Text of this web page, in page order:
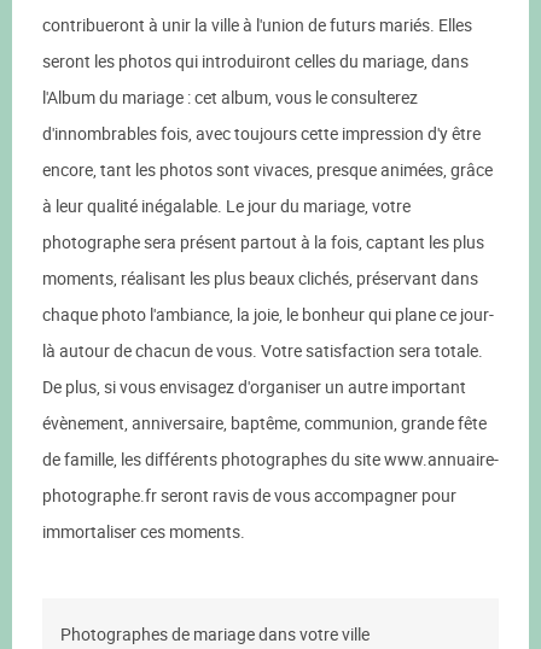
contribueront à unir la ville à l'union de futurs mariés. Elles
seront les photos qui introduiront celles du mariage, dans
l'Album du mariage : cet album, vous le consulterez
d'innombrables fois, avec toujours cette impression d'y être
encore, tant les photos sont vivaces, presque animées, grâce
à leur qualité inégalable. Le jour du mariage, votre
photographe sera présent partout à la fois, captant les plus
moments, réalisant les plus beaux clichés, préservant dans
chaque photo l'ambiance, la joie, le bonheur qui plane ce jour-
là autour de chacun de vous. Votre satisfaction sera totale.
De plus, si vous envisagez d'organiser un autre important
évènement, anniversaire, baptême, communion, grande fête
de famille, les différents photographes du site www.annuaire-
photographe.fr seront ravis de vous accompagner pour
immortaliser ces moments.
Photographes de mariage dans votre ville